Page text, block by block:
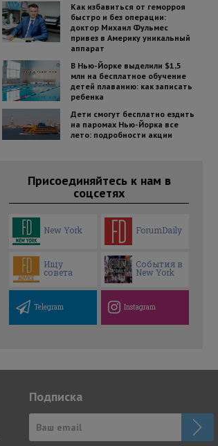
Как избавиться от геморроя
быстро и без операции:
доктор Михаил Фульмес
привез в Америку уникальный
аппарат
В Нью-Йорке выделили $1,5
млн на бесплатное обучение
детей плаванию: как записать
ребенка
Дети смогут бесплатно ездить
на паромах Нью-Йорка все
лето: подробности акции
Присоединяйтесь к нам в
соцсетях
New York ForumDaily
Ищу
совета
События в
New York
Telegram Instagram
Подписка